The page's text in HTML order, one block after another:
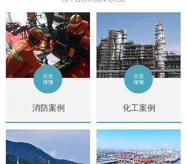
消防案例 化工案例